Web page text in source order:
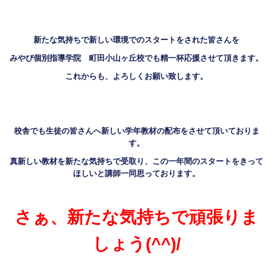
新たな気持ちで新しい環境でのスタートをされた皆さんを
みやび個別指導学院 町田小山ヶ丘校でも精一杯応援させて頂きます。
これからも、よろしくお願い致します。
校舎でも生徒の皆さんへ新しい学年教材の配布をさせて頂いておりま
す。
真新しい教材を新たな気持ちで受取り、この一年間のスタートをきって
ほしいと講師一同思っております。
さぁ、新たな気持ちで頑張りま
しょう (^^)/